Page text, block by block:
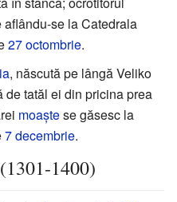
aflându-se la Catedrala
27 octombrie.
, născută pe lângă Veliko
de tatăl ei din pricina prea
moaștese găsesc la
7 decembrie.
1400)